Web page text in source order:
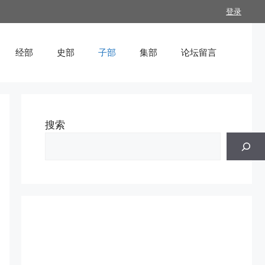
登录
经部 史部 子部 集部 论坛留言
搜索